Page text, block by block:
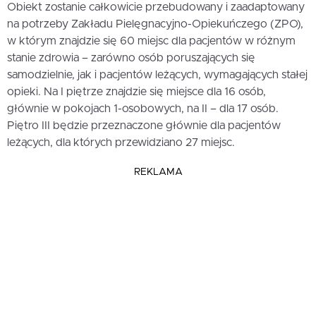
Obiekt zostanie całkowicie przebudowany i zaadaptowany
na potrzeby Zakładu Pielęgnacyjno-Opiekuńczego (ZPO),
w którym znajdzie się 60 miejsc dla pacjentów w różnym
stanie zdrowia – zarówno osób poruszających się
samodzielnie, jak i pacjentów leżących, wymagających stałej
opieki. Na I piętrze znajdzie się miejsce dla 16 osób,
głównie w pokojach 1-osobowych, na II – dla 17 osób.
Piętro III będzie przeznaczone głównie dla pacjentów
leżących, dla których przewidziano 27 miejsc.
REKLAMA